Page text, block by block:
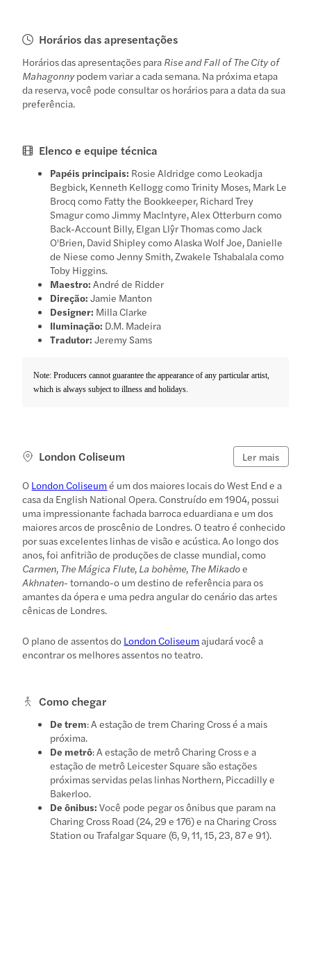
Horários das apresentações
Horários das apresentações para Rise and Fall of The City of
Mahagonnypodem variar a cada semana. Na próxima etapa
da reserva, você pode consultar os horários para a data da sua
preferência.
Elenco e equipe técnica
Papéis principais: Rosie Aldridge como Leokadja
Begbick, Kenneth Kellogg como Trinity Moses, Mark Le
Brocq como Fatty the Bookkeeper, Richard Trey
Smagur como Jimmy MacIntyre, Alex Otterburn como
Back-Account Billy, Elgan Llŷr Thomas como Jack
O'Brien, David Shipley como Alaska Wolf Joe, Danielle
de Niese como Jenny Smith, Zwakele Tshabalala como
Toby Higgins.
Maestro: André de Ridder
Direção: Jamie Manton
Designer: Milla Clarke
Iluminação: D.M. Madeira
Tradutor: Jeremy Sams
Note: Producers cannot guarantee the appearance of any particular artist,
which is always subject to illness and holidays.
London Coliseum Ler mais
O London Coliseum é um dos maiores locais do West End e a
casa da English National Opera. Construído em 1904, possui
uma impressionante fachada barroca eduardiana e um dos
maiores arcos de proscênio de Londres. O teatro é conhecido
por suas excelentes linhas de visão e acústica. Ao longo dos
anos, foi anfitrião de produções de classe mundial, como
Carmen, The Mágica Flute, La bohème, The Mikadoe
Akhnaten- tornando-o um destino de referência para os
amantes da ópera e uma pedra angular do cenário das artes
cênicas de Londres.
O plano de assentos do London Coliseum ajudará você a
encontrar os melhores assentos no teatro.
Como chegar
De trem: A estação de trem Charing Cross é a mais
próxima.
De metrô: A estação de metrô Charing Cross e a
estação de metrô Leicester Square são estações
próximas servidas pelas linhas Northern, Piccadilly e
Bakerloo.
De ônibus: Você pode pegar os ônibus que param na
Charing Cross Road (24, 29 e 176) e na Charing Cross
Station ou Trafalgar Square (6, 9, 11, 15, 23, 87 e 91).